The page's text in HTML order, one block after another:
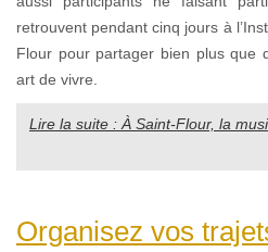
retrouvent pendant cinq jours à
Flour pour partager bien plus que
art de vivre.
Lire la suite : À Saint-Flour, la
Organisez vos